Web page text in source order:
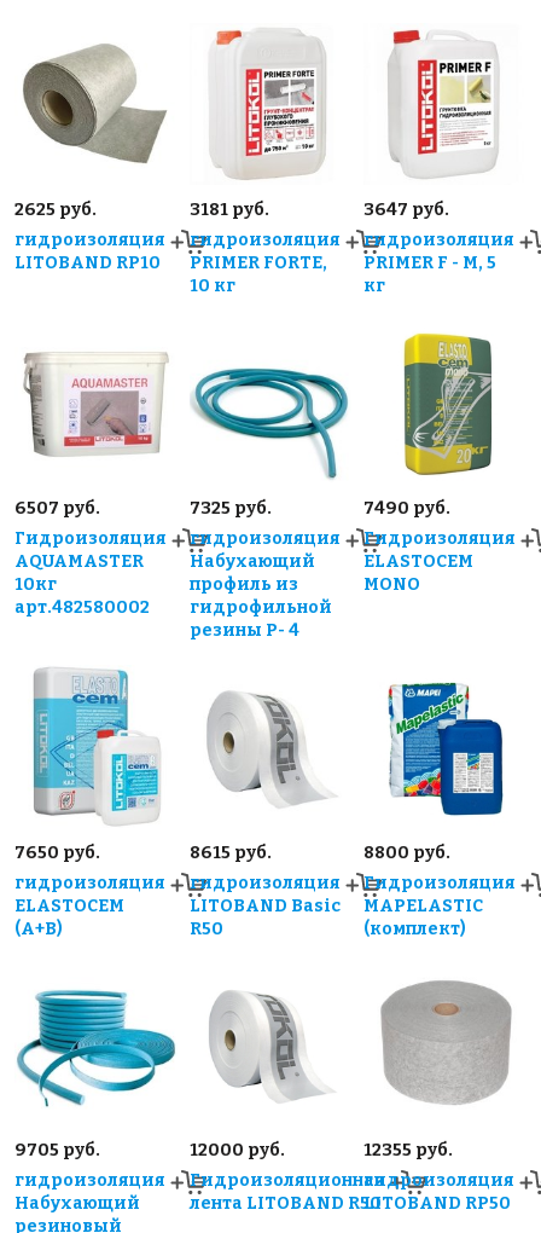
2625 руб.
гидроизоляция
LITOBAND RP10
3181 руб.
гидроизоляция
PRIMER FORTE,
10 кг
3647 руб.
гидроизоляция
PRIMER F - M, 5
кг
6507 руб.
Гидроизоляция
AQUAMASTER
10кг
арт.482580002
7325 руб.
гидроизоляция
Набухающий
профиль из
гидрофильной
резины Р- 4
7490 руб.
Гидроизоляция
ELASTOCEM
MONO
7650 руб.
гидроизоляция
ELASTOCEM
(А+B)
8615 руб.
гидроизоляция
LITOBAND Basic
R50
8800 руб.
Гидроизоляция
MAPELASTIC
(комплект)
9705 руб.
гидроизоляция
Набухающий
резиновый
12000 руб.
Гидроизоляционная
лента LITOBAND R50
12355 руб.
гидроизоляция
LITOBAND RP50